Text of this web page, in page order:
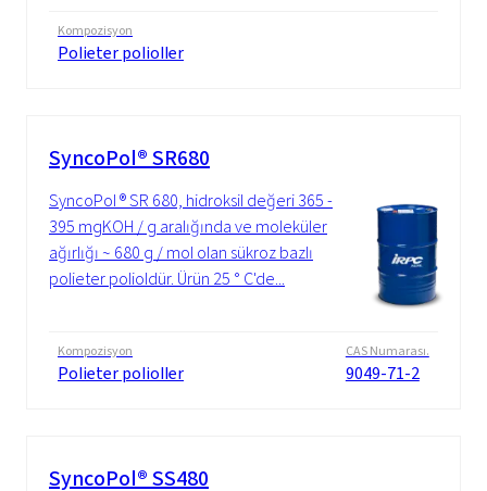
Kompozisyon
Polieter polioller
SyncoPol® SR680
SyncoPol ® SR 680, hidroksil değeri 365 -
395 mgKOH / g aralığında ve moleküler
ağırlığı ~ 680 g / mol olan sükroz bazlı
polieter polioldür. Ürün 25 ° C'de...
Kompozisyon
Polieter polioller
CAS Numarası.
9049-71-2
SyncoPol® SS480